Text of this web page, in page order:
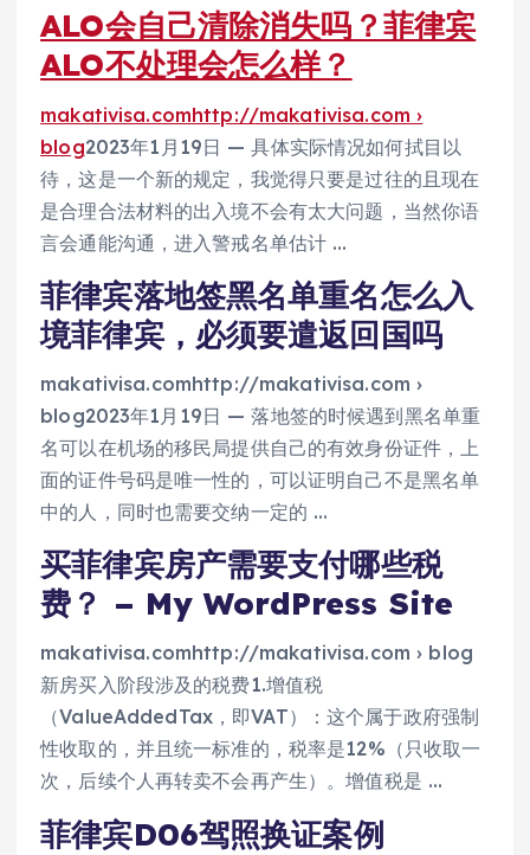
ALO会自己清除消失吗？菲律宾
ALO不处理会怎么样？
makativisa.comhttp://makativisa.com ›
blog2023年1月19日 — 具体实际情况如何拭目以
待，这是一个新的规定，我觉得只要是过往的且现在
是合理合法材料的出入境不会有太大问题，当然你语
言会通能沟通，进入警戒名单估计 …
菲律宾落地签黑名单重名怎么入
境菲律宾，必须要遣返回国吗
makativisa.comhttp://makativisa.com ›
blog2023年1月19日 — 落地签的时候遇到黑名单重
名可以在机场的移民局提供自己的有效身份证件，上
面的证件号码是唯一性的，可以证明自己不是黑名单
中的人，同时也需要交纳一定的 …
买菲律宾房产需要支付哪些税
费？ – My WordPress Site
makativisa.comhttp://makativisa.com › blog
新房买入阶段涉及的税费1.增值税
（ValueAddedTax，即VAT）：这个属于政府强制
性收取的，并且统一标准的，税率是12%（只收取一
次，后续个人再转卖不会再产生）。增值税是 …
菲律宾D06驾照换证案例